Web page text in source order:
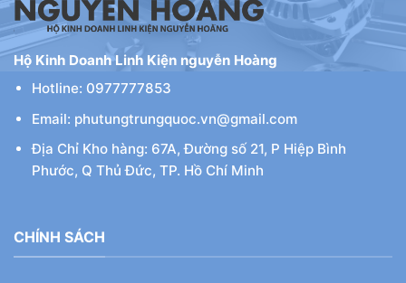
Hộ Kinh Doanh Linh Kiện nguyễn Hoàng
Hotline: 0977777853
Email: phutungtrungquoc.vn@gmail.com
Địa Chỉ Kho hàng: 67A, Đường số 21, P Hiệp Bình
Phước, Q Thủ Đức, TP. Hồ Chí Minh
CHÍNH SÁCH